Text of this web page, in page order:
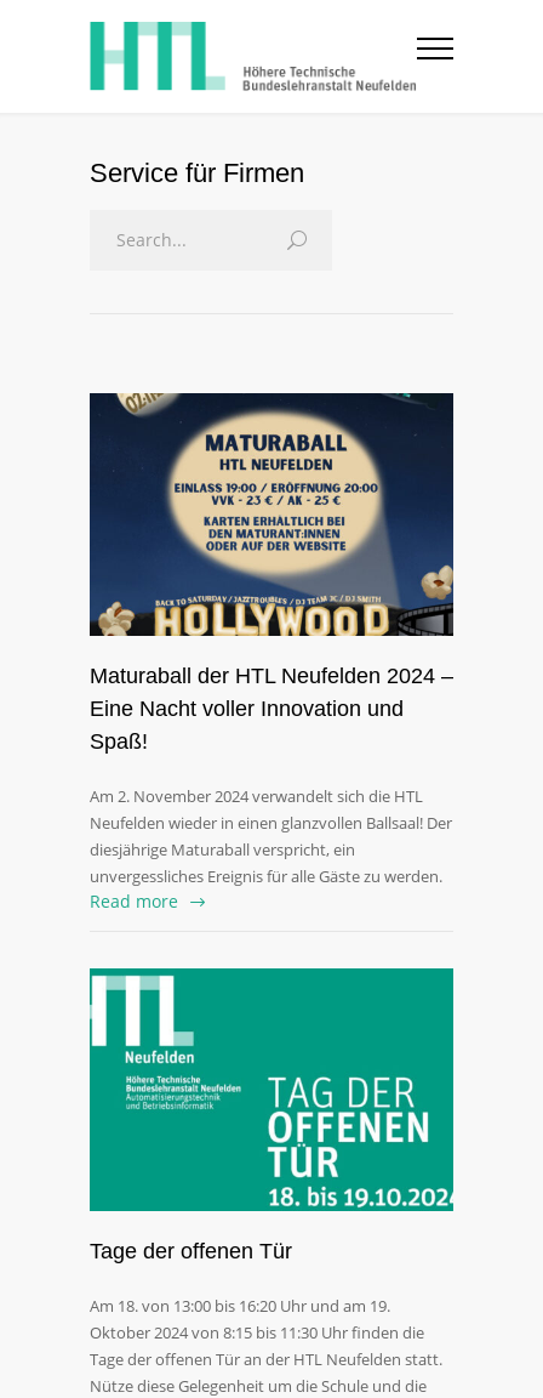
Service für Firmen
Maturaball der HTL Neufelden 2024 –
Eine Nacht voller Innovation und
Spaß!
Am 2. November 2024 verwandelt sich die HTL
Neufelden wieder in einen glanzvollen Ballsaal! Der
diesjährige Maturaball verspricht, ein
unvergessliches Ereignis für alle Gäste zu werden.
Read more
Tage der offenen Tür
Am 18. von 13:00 bis 16:20 Uhr und am 19.
Oktober 2024 von 8:15 bis 11:30 Uhr finden die
Tage der offenen Tür an der HTL Neufelden statt.
Nütze diese Gelegenheit um die Schule und die